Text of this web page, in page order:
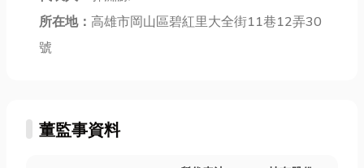
所在地： 高雄市岡山區碧紅里大全街11巷12弄30
號
董監事資料